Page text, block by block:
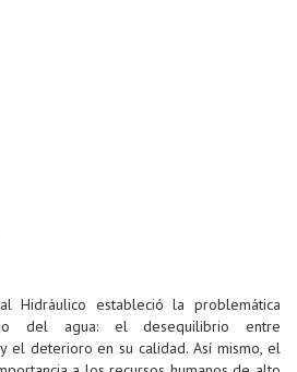
Hidráulico estableció la problemática
del agua: el desequilibrio entre
el deterioro en su calidad. Así mismo, el